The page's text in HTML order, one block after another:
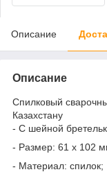
Описание
Описание
Спилковый
Казахстану
- С шейной
- Размер: 61 х 102
- Материал: спилок;